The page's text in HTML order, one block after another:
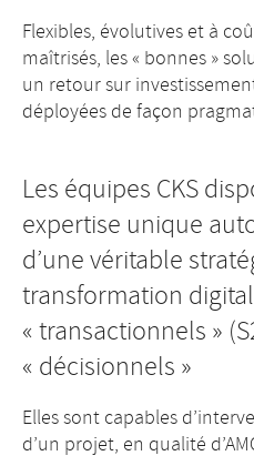
Flexibles, évolutives et à
maîtrisés, les « bonnes »
un retour sur
déployées de façon
Les équipes CKS
expertise unique
d’une véritable
transformation
« transactionnels »
« décisionnels »
Elles sont capables
d’un projet, en qualité